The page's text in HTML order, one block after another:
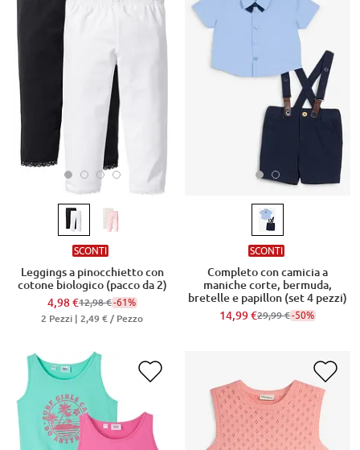
SCONTI
Leggings a pinocchietto con
cotone biologico (pacco da 2)
4,98 €12,98 €-61%
2 Pezzi | 2,49 € / Pezzo
SCONTI
Completo con camicia a
maniche corte, bermuda,
bretelle e papillon (set 4 pezzi)
14,99 €29,99 €-50%